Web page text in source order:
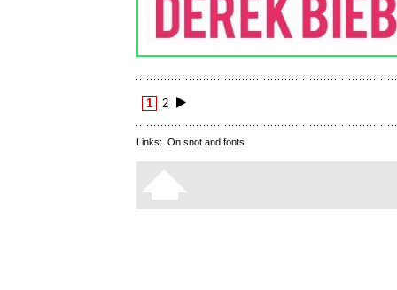
1 2
Links: On snot and fonts